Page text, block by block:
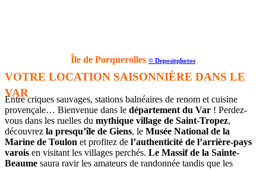
Île de Porquerolles © Depositphotos
VOTRE LOCATION SAISONNIÈRE DANS LE
VAR
Entre criques sauvages, stations balnéaires de renom et cuisine
provençale… Bienvenue dans le département du Var ! Perdez-
vous dans les ruelles du mythique village de Saint-Tropez,
découvrez la presqu’île de Giens, le Musée National de la
Marine de Toulon et profitez de l’authenticité de l’arrière-pays
varois en visitant les villages perchés. Le Massif de la Sainte-
Beaume saura ravir les amateurs de randonnée tandis que les